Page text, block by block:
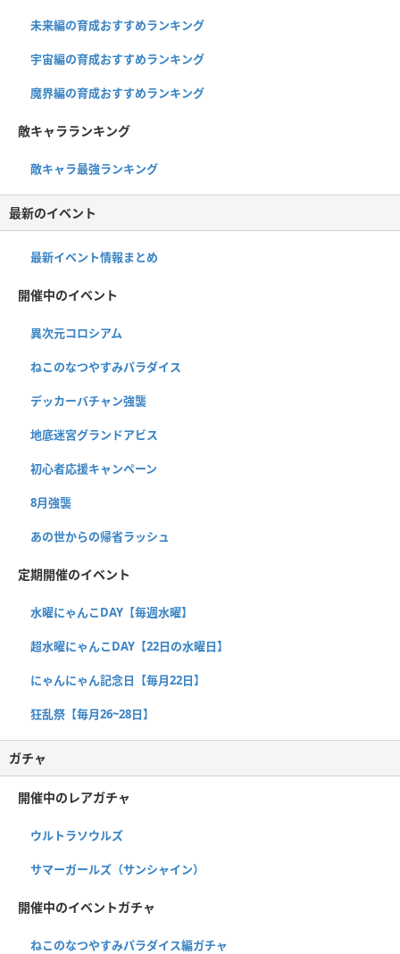
未来編の育成おすすめランキング
宇宙編の育成おすすめランキング
魔界編の育成おすすめランキング
敵キャラランキング
敵キャラ最強ランキング
最新のイベント
最新イベント情報まとめ
開催中のイベント
異次元コロシアム
ねこのなつやすみパラダイス
デッカーバチャン強襲
地底迷宮グランドアビス
初心者応援キャンペーン
8月強襲
あの世からの帰省ラッシュ
定期開催のイベント
水曜にゃんこDAY【毎週水曜】
超水曜にゃんこDAY【22日の水曜日】
にゃんにゃん記念日【毎月22日】
狂乱祭【毎月26~28日】
ガチャ
開催中のレアガチャ
ウルトラソウルズ
サマーガールズ（サンシャイン）
開催中のイベントガチャ
ねこのなつやすみパラダイス編ガチャ